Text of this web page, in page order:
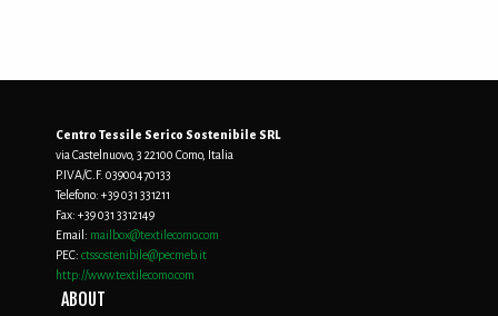
Centro Tessile Serico Sostenibile SRL
via Castelnuovo, 3 22100 Como, Italia
P.IVA/C.F. 03900470133
Telefono: +39 031 331211
Fax: +39 031 3312149
Email: mailbox@textilecomo.com
PEC: ctssostenibile@pecmeb.it
http://www.textilecomo.com
ABOUT